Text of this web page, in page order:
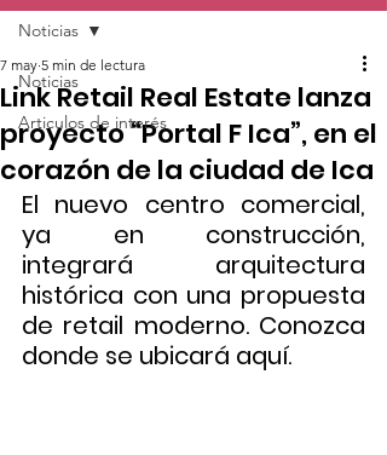
Noticias
Articulos de interés
Noticias
Link Retail Real Estate lanza
proyecto “Portal F Ica”, en el
corazón de la ciudad de Ica
7 may 5 min de lectura
El nuevo centro comercial,
ya en construcción,
integrará arquitectura
histórica con una propuesta
de retail moderno. Conozca
donde se ubicará aquí.